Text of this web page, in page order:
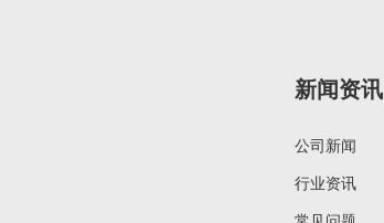
新闻资讯
公司新闻
行业资讯